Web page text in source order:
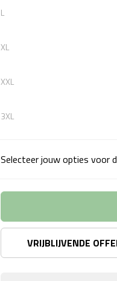
L
XL
XXL
3XL
Selecteer jouw opties voor
VRIJBLIJVENDE